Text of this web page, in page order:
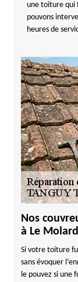
une toiture qui
pouvons
heures de
Nos
à Le Molard
Si votre toiture
sans évoquer
le pouvez si une